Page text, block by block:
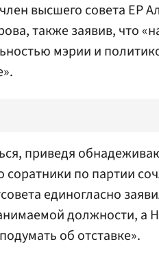
высшего совета ЕР
также заявив, что
мэрии и
приведя
соратники по партии
единогласно
должности, а
об отставке».